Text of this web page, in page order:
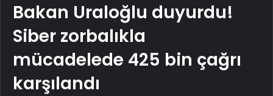
Bakan Uraloğlu duyurdu!
Siber zorbalıkla
mücadelede 425 bin çağrı
karşılandı